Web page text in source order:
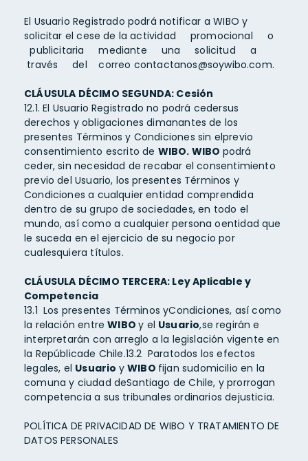
El Usuario Registrado podrá notificar a WIBO y
solicitar el cese de la actividad promocional o
publicitaria mediante una solicitud a
través del correo contactanos@soywibo.com.
CLÁUSULA DÉCIMO SEGUNDA: Cesión
12.1. El Usuario Registrado no podrá cedersus
derechos y obligaciones dimanantes de los
presentes Términos y Condiciones sin elprevio
consentimiento escrito de WIBO. WIBO podrá
ceder, sin necesidad de recabar el consentimiento
previo del Usuario, los presentes Términos y
Condiciones a cualquier entidad comprendida
dentro de su grupo de sociedades, en todo el
mundo, así como a cualquier persona oentidad que
le suceda en el ejercicio de su negocio por
cualesquiera títulos.
CLÁUSULA DÉCIMO TERCERA: Ley Aplicable y
Competencia
13.1 Los presentes Términos yCondiciones, así como
la relación entreWIBOy el Usuario,se regirán e
interpretarán con arreglo a la legislación vigente en
la Repúblicade Chile.13.2 Paratodos los efectos
legales, el Usuario y WIBO fijan sudomicilio en la
comuna y ciudad deSantiago de Chile, y prorrogan
competencia a sus tribunales ordinarios dejusticia.
POLÍTICA DE PRIVACIDAD DE WIBO Y TRATAMIENTO DE
DATOS PERSONALES